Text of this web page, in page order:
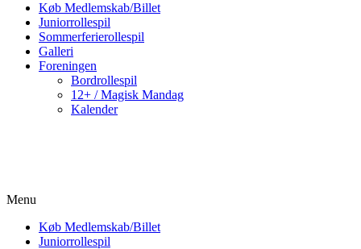
Køb Medlemskab/Billet
Juniorrollespil
Sommerferierollespil
Galleri
Foreningen
Bordrollespil
12+ / Magisk Mandag
Kalender
Menu
Køb Medlemskab/Billet
Juniorrollespil